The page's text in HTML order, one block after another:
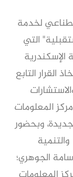
لخدمة
التي
القرار التابع
المعلومات
وبحضور
الجوهري؛